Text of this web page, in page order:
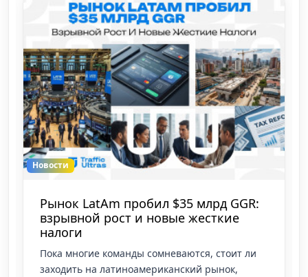
Новости
Брюссель забирает €4 млрд с
гемблинга: почему арбитражникам в
ЕС урежут выплаты и как спас
В кулуарах Европейского парламента
стартовали официальные слушания по